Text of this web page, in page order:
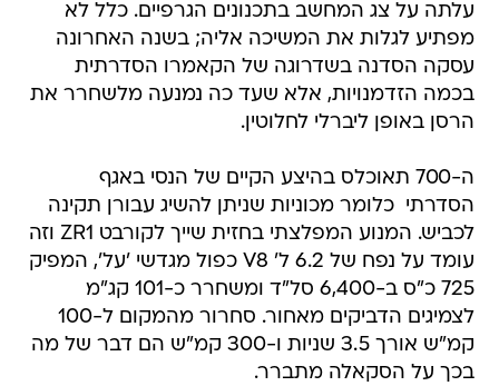
עלתה על צג המחשב בתכנונים הגרפיים. כלל לא
מפתיע לגלות את המשיכה אליה; בשנה האחרונה
עסקה הסדנה בשדרוגה של הקאמרו הסדרתית
בכמה הזדמנויות, אלא שעד כה נמנעה מלשחרר את
הרסן באופן ליברלי לחלוטין.
ה-700 תאוכלס בהיצע הקיים של הנסי באגף
הסדרתי  כלומר מכוניות שניתן להשיג עבורן תקינה
לכביש. המנוע המפלצתי בחזית שייך לקורבט ZR1 וזה
עומד על נפח של 6.2 ל' V8 כפול מגדשי 'על', המפיק
725 כ"ס ב-6,400 סל"ד ומשחרר כ-101 קג"מ
לצמיגים הדביקים מאחור. סחרור מהמקום ל-100
קמ"ש אורך 3.5 שניות ו-300 קמ"ש הם דבר של מה
בכך על הסקאלה מתברר.